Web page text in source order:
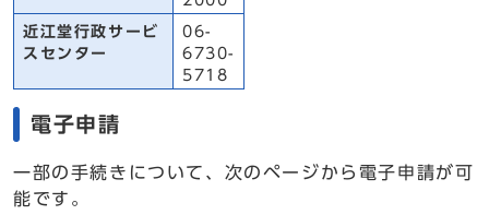
近江堂行政サービ
スセンター
06-
6730-
5718
電子申請
一部の手続きについて、次のページから電子申請が可
能です。